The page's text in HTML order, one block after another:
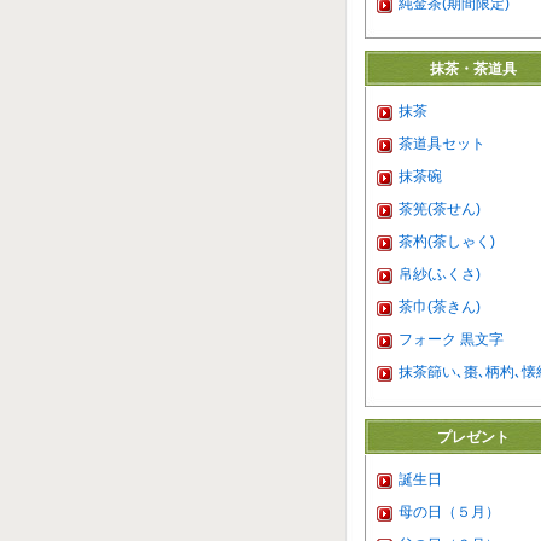
純金茶(期間限定)
抹茶・茶道具
抹茶
茶道具セット
抹茶碗
茶筅(茶せん)
茶杓(茶しゃく)
帛紗(ふくさ)
茶巾(茶きん)
フォーク 黒文字
抹茶篩い､棗､柄杓､懐
プレゼント
誕生日
母の日（５月）